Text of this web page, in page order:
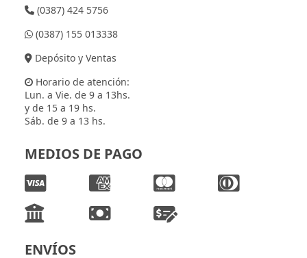
(0387) 424 5756
(0387) 155 013338
Depósito y Ventas
Horario de atención:
Lun. a Vie. de 9 a 13hs.
y de 15 a 19 hs.
Sáb. de 9 a 13 hs.
MEDIOS DE PAGO
ENVÍOS